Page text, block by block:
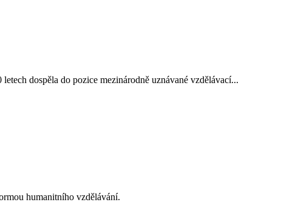
dospěla do pozice mezinárodně uznávané vzdělávací...
humanitního vzdělávání.